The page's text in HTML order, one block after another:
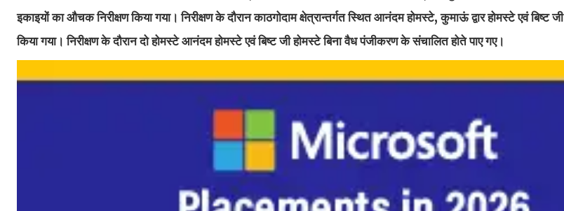
इकाइयों का औचक निरीक्षण किया गया। निरीक्षण के दौरान काठगोदाम क्षेत्रान्तर्गत स्थित आनंदम होमस्टे, कुमाऊं द्वार होमस्टे एवं बिष्ट
किया गया। निरीक्षण के दौरान दो होमस्टे आनंदम होमस्टे एवं बिष्ट जी होमस्टे बिना वैध पंजीकरण के संचालित होते पाए गए।